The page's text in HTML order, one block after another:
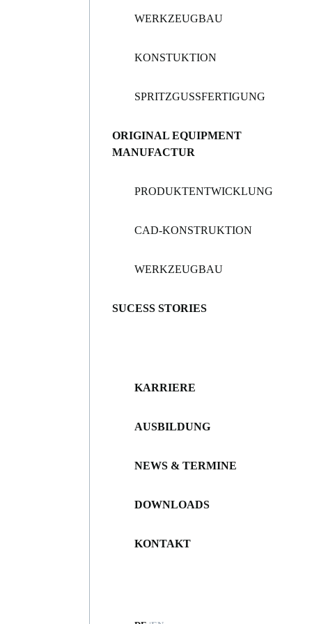
WERKZEUGBAU
KONSTUKTION
SPRITZGUSSFERTIGUNG
ORIGINAL EQUIPMENT
MANUFACTUR
PRODUKTENTWICKLUNG
CAD-KONSTRUKTION
WERKZEUGBAU
SUCESS STORIES
KARRIERE
AUSBILDUNG
NEWS & TERMINE
DOWNLOADS
KONTAKT